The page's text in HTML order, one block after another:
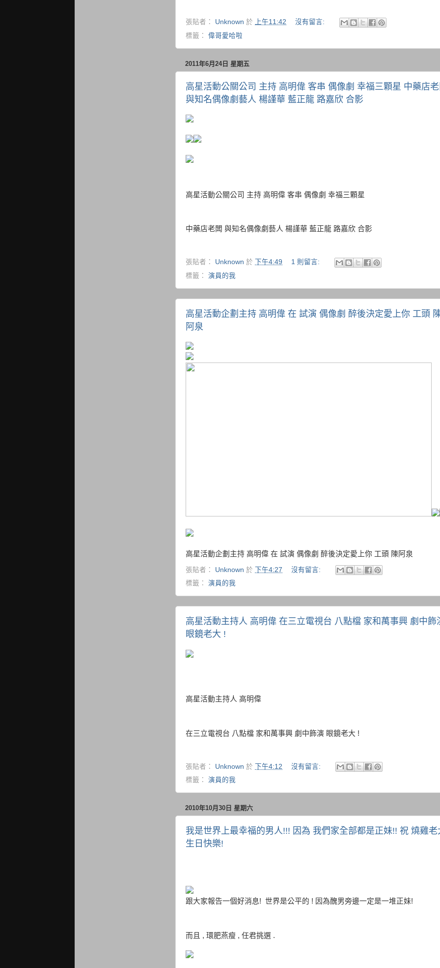
張貼者： Unknown 於 上午11:42
沒有留言:
標籤： 偉哥愛哈啦
2011年6月24日 星期五
高星活動公關公司 主持 高明偉 客串 偶像劇 幸福三顆星 中藥店
與知名偶像劇藝人 楊謹華 藍正龍 路嘉欣 合影
高星活動公關公司 主持 高明偉 客串 偶像劇 幸福三顆星
中藥店老闆 與知名偶像劇藝人 楊謹華 藍正龍 路嘉欣 合影
張貼者： Unknown 於 下午4:49
1 則留言:
標籤： 演員的我
高星活動企劃主持 高明偉 在 試演 偶像劇 醉後決定愛上你 工頭
阿泉
高星活動企劃主持 高明偉 在 試演 偶像劇 醉後決定愛上你 工頭 陳阿泉
張貼者： Unknown 於 下午4:27
沒有留言:
標籤： 演員的我
高星活動主持人 高明偉 在三立電視台 八點檔 家和萬事興 劇中飾
眼鏡老大 !
高星活動主持人 高明偉
在三立電視台 八點檔 家和萬事興 劇中飾演 眼鏡老大 !
張貼者： Unknown 於 下午4:12
沒有留言:
標籤： 演員的我
2010年10月30日 星期六
我是世界上最幸福的男人!!! 因為 我們家全部都是正妹!! 祝 燒雞老
生日快樂!
跟大家報告一個好消息! 世界是公平的 ! 因為醜男旁邊一定是一堆正妹!
而且 , 環肥燕瘦 , 任君挑選 .